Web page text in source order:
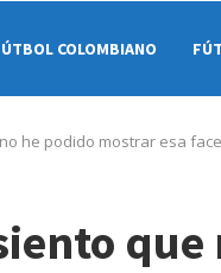
COLOMBIANO
he podido mostrar esa